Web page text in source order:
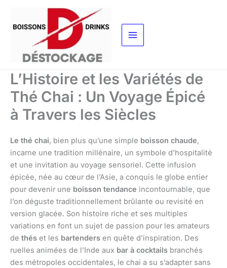
contenu
L’Histoire et les Variétés de
Thé Chai : Un Voyage Épicé
à Travers les Siècles
Le thé chai, bien plus qu’une simple boisson chaude,
incarne une tradition millénaire, un symbole d’hospitalité
et une invitation au voyage sensoriel. Cette infusion
épicée, née au cœur de l’Asie, a conquis le globe entier
pour devenir une boisson tendance incontournable, que
l’on déguste traditionnellement brûlante ou revisité en
version glacée. Son histoire riche et ses multiples
variations en font un sujet de passion pour les amateurs
de thés et les bartenders en quête d’inspiration. Des
ruelles animées de l’Inde aux bar à cocktails branchés
des métropoles occidentales, le chai a su s’adapter sans